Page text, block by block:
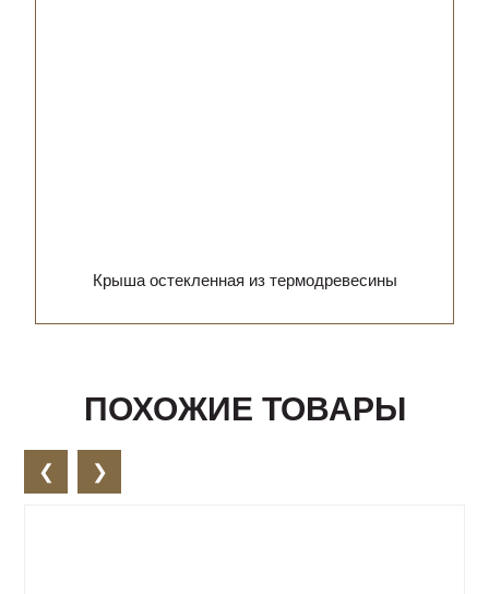
Крыша остекленная из термодревесины
ПОХОЖИЕ ТОВАРЫ
❮ ❯